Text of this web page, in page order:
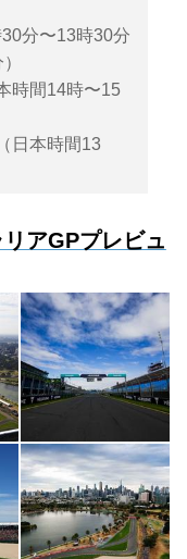
分〜13時30分
時間14時〜15
日本時間13
アGPプレビュ